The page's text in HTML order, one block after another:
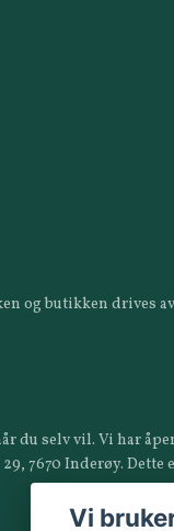
og butikken drives
du selv vil. Vi har
7670 Inderøy. Dette
Vi